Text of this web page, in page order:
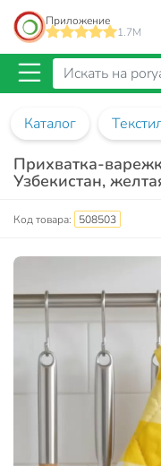
Приложение
1.7M
Каталог
Прихватка-
Узбекистан,
Код товара: 508503